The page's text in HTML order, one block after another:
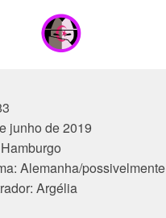
junho de 2019
Alemanha/possivelmente
Argélia